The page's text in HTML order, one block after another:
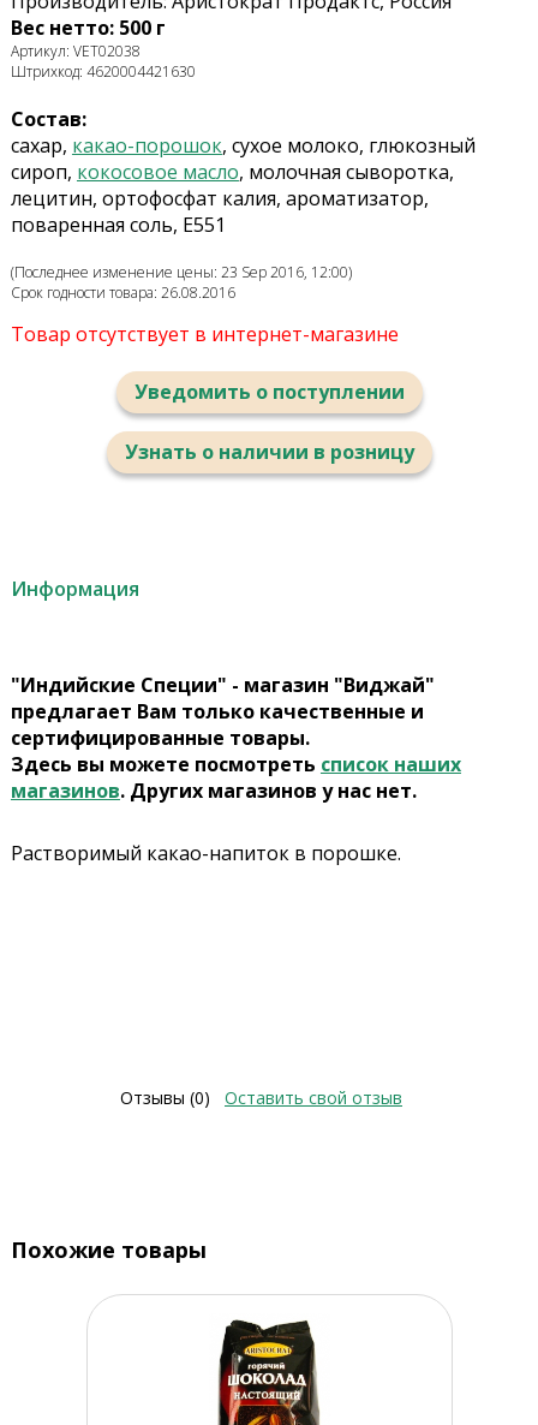
Вес нетто: 500 г
Артикул: VET02038
Штрихкод: 4620004421630
Состав:
сахар, какао-порошок, сухое молоко, глюкозный
сироп, кокосовое масло, молочная сыворотка,
лецитин, ортофосфат калия, ароматизатор,
поваренная соль, E551
(Последнее изменение цены: 23 Sep 2016, 12:00)
Срок годности товара: 26.08.2016
Товар отсутствует в интернет-магазине
Уведомить о поступлении
Узнать о наличии в розницу
Информация
"Индийские Специи" - магазин "Виджай"
предлагает Вам только качественные и
сертифицированные товары.
Здесь вы можете посмотреть список наших
магазинов. Других магазинов у нас нет.
Растворимый какао-напиток в порошке.
Отзывы (0) Оставить свой отзыв
Похожие товары